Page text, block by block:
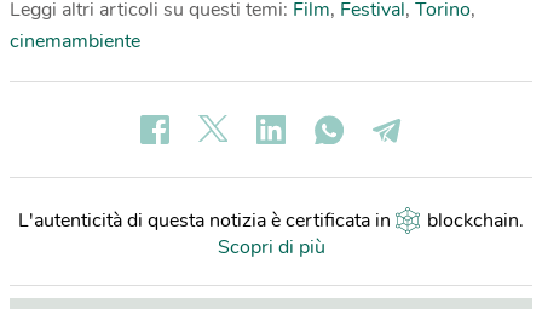
Leggi altri articoli su questi temi: Film, Festival, Torino,
cinemambiente
L'autenticità di questa notizia è certificata in blockchain.
Scopri di più